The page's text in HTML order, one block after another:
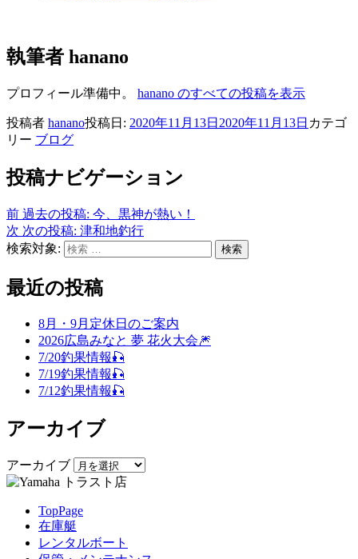
執筆者 hanano
プロフィール準備中。 hanano のすべての投稿を表示
投稿者 hanano投稿日: 2020年11月13日 2020年11月13日 カテゴ
リー ブログ
投稿ナビゲーション
前 過去の投稿: 今、黒神が熱い！
次 次の投稿: 津和地釣行
検索対象:
検索
最近の投稿
8月・9月定休日のご案内
2026広島みなと 夢 花火大会🎆
7/20釣果情報🎣
7/19釣果情報🎣
7/12釣果情報🎣
アーカイブ
アーカイブ
TopPage
在庫艇
レンタルボート